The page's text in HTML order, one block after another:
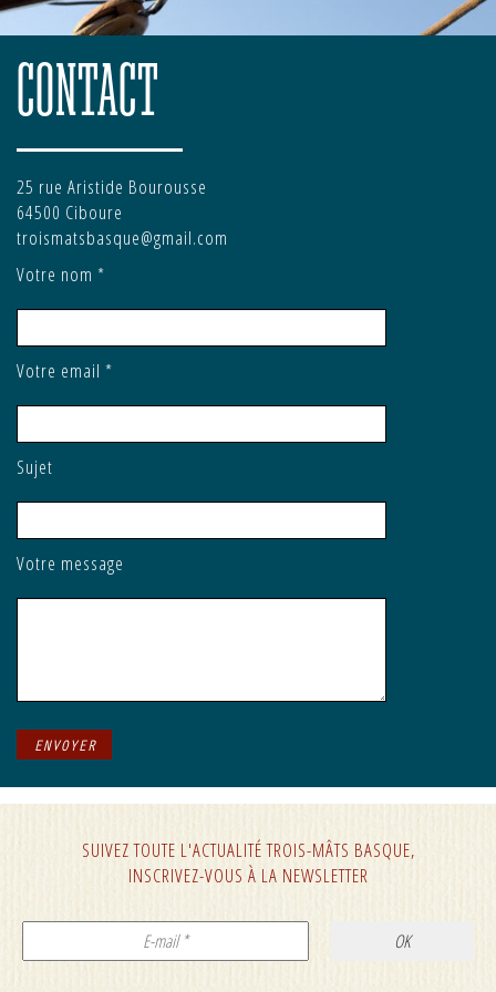
CONTACT
25 rue Aristide Bourousse
64500 Ciboure
troismatsbasque@gmail.com
Votre nom *
Votre email *
Sujet
Votre message
SUIVEZ TOUTE L'ACTUALITÉ TROIS-MÂTS BASQUE,
INSCRIVEZ-VOUS À LA NEWSLETTER